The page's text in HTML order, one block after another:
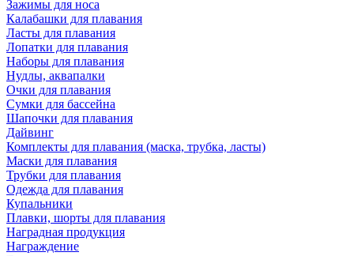
Зажимы для носа
Калабашки для плавания
Ласты для плавания
Лопатки для плавания
Наборы для плавания
Нудлы, аквапалки
Очки для плавания
Сумки для бассейна
Шапочки для плавания
Дайвинг
Комплекты для плавания (маска, трубка, ласты)
Маски для плавания
Трубки для плавания
Одежда для плавания
Купальники
Плавки, шорты для плавания
Наградная продукция
Награждение